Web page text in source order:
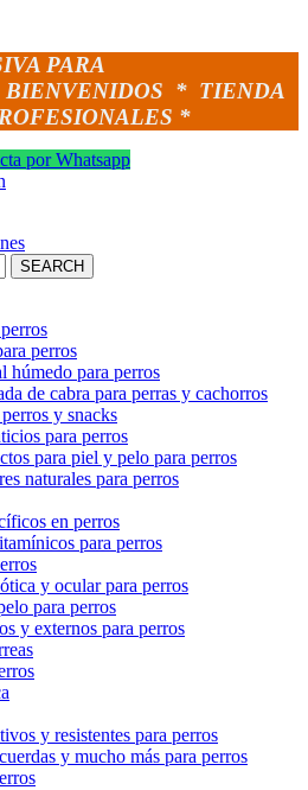
PARA
BIENVENIDOS * TIENDA
*
por Whatsapp
SEARCH
perros
húmedo para perros
de cabra para perras y cachorros
y snacks
para perros
para piel y pelo para perros
naturales para perros
en perros
para perros
y ocular para perros
para perros
y externos para perros
y resistentes para perros
y mucho más para perros